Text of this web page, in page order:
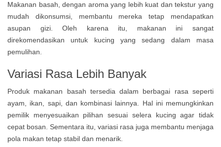
Makanan basah, dengan aroma yang lebih kuat dan tekstur yang
mudah dikonsumsi, membantu mereka tetap mendapatkan
asupan gizi. Oleh karena itu, makanan ini sangat
direkomendasikan untuk kucing yang sedang dalam masa
pemulihan.
Variasi Rasa Lebih Banyak
Produk makanan basah tersedia dalam berbagai rasa seperti
ayam, ikan, sapi, dan kombinasi lainnya. Hal ini memungkinkan
pemilik menyesuaikan pilihan sesuai selera kucing agar tidak
cepat bosan. Sementara itu, variasi rasa juga membantu menjaga
pola makan tetap stabil dan menarik.